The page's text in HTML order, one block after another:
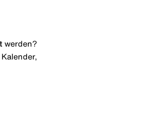
werden?